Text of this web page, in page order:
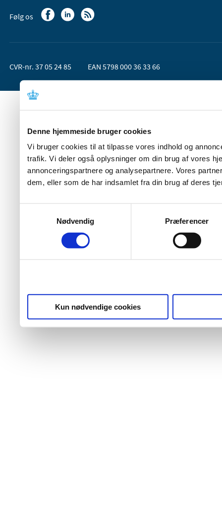
Denne hjemmeside bruger cookies
Vi bruger cookies til at tilpasse vores indhold og
trafik. Vi deler også oplysninger om din brug af vores
annonceringspartnere og analysepartnere. Vores
dem, eller som de har indsamlet fra din brug af deres
Nødvendig
Præferencer
Kun nødvendige cookies
Følg os
CVR-nr. 37 05 24 85 EAN 5798 000 36 33 66